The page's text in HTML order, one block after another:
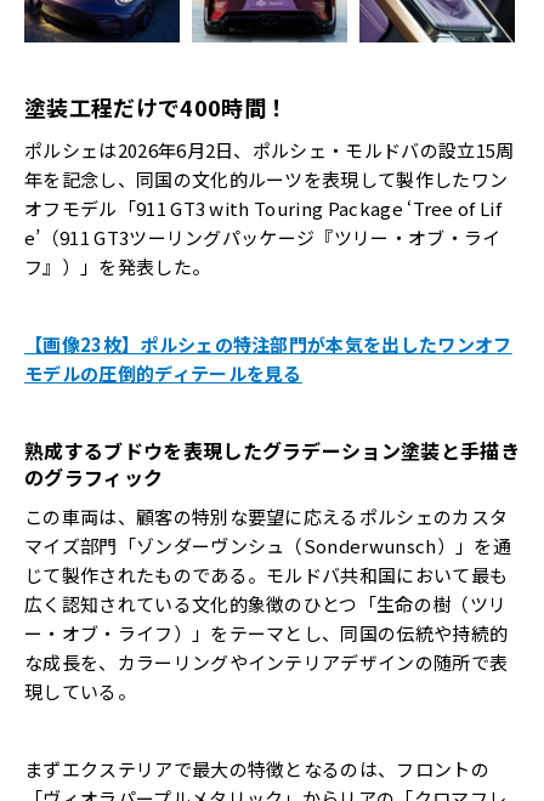
塗装工程だけで400時間！
ポルシェは2026年6月2日、ポルシェ・モルドバの設立15周
年を記念し、同国の文化的ルーツを表現して製作したワン
オフモデル「911 GT3 with Touring Package ‘Tree of Lif
e’（911 GT3ツーリングパッケージ『ツリー・オブ・ライ
フ』）」を発表した。
【画像23枚】ポルシェの特注部門が本気を出したワンオフ
モデルの圧倒的ディテールを見る
熟成するブドウを表現したグラデーション塗装と手描き
のグラフィック
この車両は、顧客の特別な要望に応えるポルシェのカスタ
マイズ部門「ゾンダーヴンシュ（Sonderwunsch）」を通
じて製作されたものである。モルドバ共和国において最も
広く認知されている文化的象徴のひとつ「生命の樹（ツリ
ー・オブ・ライフ）」をテーマとし、同国の伝統や持続的
な成長を、カラーリングやインテリアデザインの随所で表
現している。
まずエクステリアで最大の特徴となるのは、フロントの